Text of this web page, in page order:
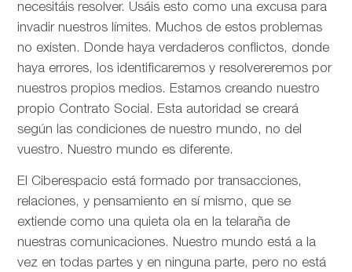
necesitáis resolver. Usáis esto como una excusa para
invadir nuestros límites. Muchos de estos problemas
no existen. Donde haya verdaderos conflictos, donde
haya errores, los identificaremos y resolvereremos por
nuestros propios medios. Estamos creando nuestro
propio Contrato Social. Esta autoridad se creará
según las condiciones de nuestro mundo, no del
vuestro. Nuestro mundo es diferente.
El Ciberespacio está formado por transacciones,
relaciones, y pensamiento en sí mismo, que se
extiende como una quieta ola en la telaraña de
nuestras comunicaciones. Nuestro mundo está a la
vez en todas partes y en ninguna parte, pero no está